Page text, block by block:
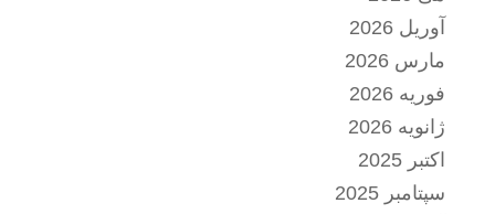
آوریل 2026
مارس 2026
فوریه 2026
ژانویه 2026
اکتبر 2025
سپتامبر 2025